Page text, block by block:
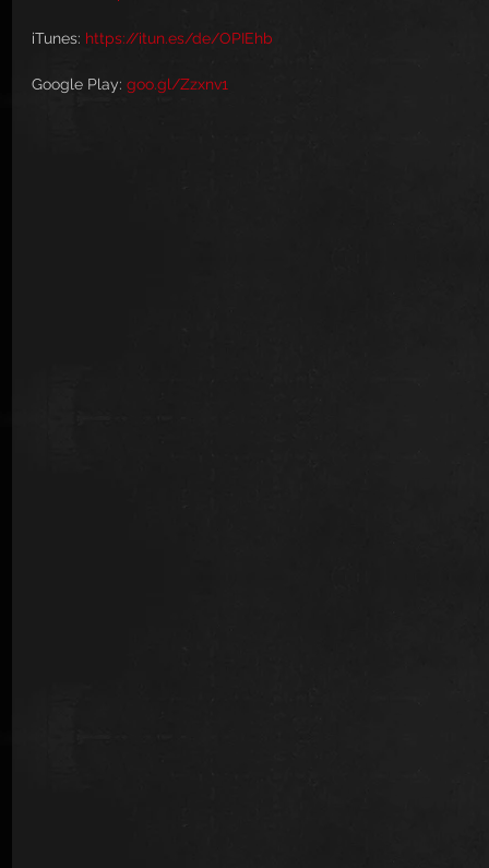
iTunes: https://itun.es/de/OPIEhb
Google Play: goo.gl/Zzxnv1